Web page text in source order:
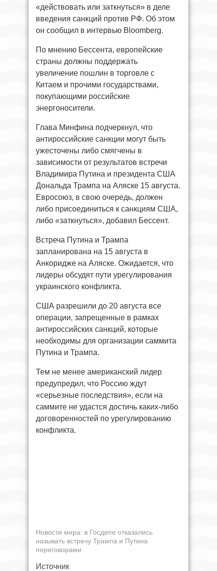
«действовать или заткнуться» в деле
введения санкций против РФ. Об этом
он сообщил в интервью Bloomberg.
По мнению Бессента, европейские
страны должны поддержать
увеличение пошлин в торговле с
Китаем и прочими государствами,
покупающими российские
энергоносители.
Глава Минфина подчеркнул, что
антироссийские санкции могут быть
ужесточены либо смягчены в
зависимости от результатов встречи
Владимира Путина и президента США
Дональда Трампа на Аляске 15 августа.
Евросоюз, в свою очередь, должен
либо присоединиться к санкциям США,
либо «заткнуться», добавил Бессент.
Встреча Путина и Трампа
запланирована на 15 августа в
Анкоридже на Аляске. Ожидается, что
лидеры обсудят пути урегулирования
украинского конфликта.
США разрешили до 20 августа все
операции, запрещенные в рамках
антироссийских санкций, которые
необходимы для организации саммита
Путина и Трампа.
Тем не менее американский лидер
предупредил, что Россию ждут
«серьезные последствия», если на
саммите не удастся достичь каких-либо
договоренностей по урегулированию
конфликта.
Новости мира: в Госдепе отказались
называть встречу Трампа и Путина
переговорами
Источник